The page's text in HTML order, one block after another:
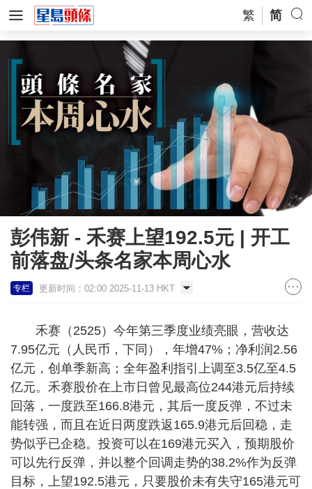
繁 简
彭伟新 - 禾赛上望192.5元 | 开工
前落盘/头条名家本周心水
专栏 更新时间：02:00 2025-11-13 HKT
禾赛（2525）今年第三季度业绩亮眼，营收达
7.95亿元（人民币，下同），年增47%；净利润2.56
亿元，创单季新高；全年盈利指引上调至3.5亿至4.5
亿元。禾赛股价在上市日曾见最高位244港元后持续
回落，一度跌至166.8港元，其后一度反弹，不过未
能转强，而且在近日两度跌返165.9港元后回稳，走
势似乎已企稳。投资可以在169港元买入，预期股价
可以先行反弹，并以整个回调走势的38.2%作为反弹
目标，上望192.5港元，只要股价未有失守165港元可